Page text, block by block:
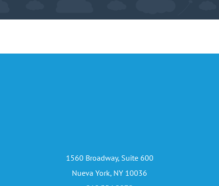
1560 Broadway, Suite 600
Nueva York, NY 10036